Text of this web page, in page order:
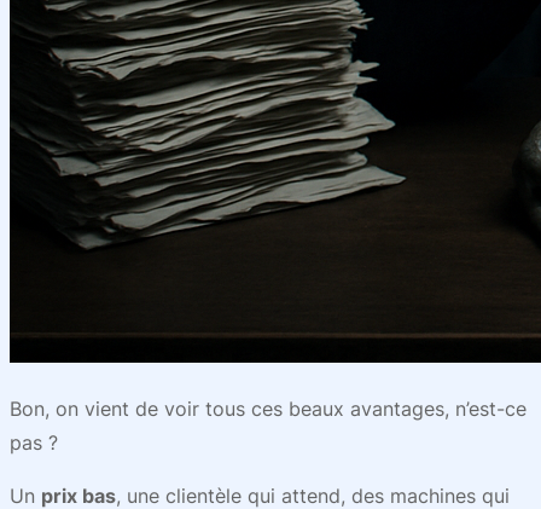
Bon, on vient de voir tous ces beaux avantages, n’est-ce
pas ?
Un prix bas, une clientèle qui attend, des machines qui